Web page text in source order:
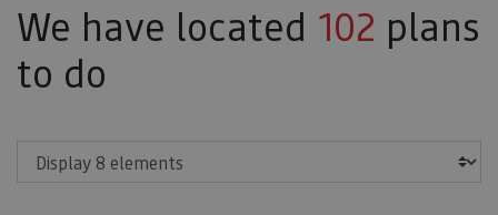
We have located 102 plans
to do